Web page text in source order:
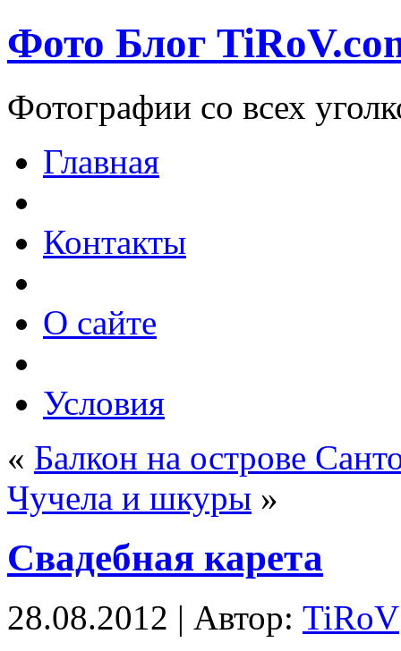
Фото Блог
Фотографии со всех
Главная
Контакты
О сайте
Условия
« Балкон на острове
Чучела и шкуры »
Свадебная карета
28.08.2012 | Автор: TiRoV